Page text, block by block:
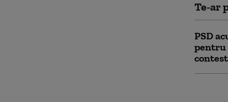
Te-ar
PSD
pentru